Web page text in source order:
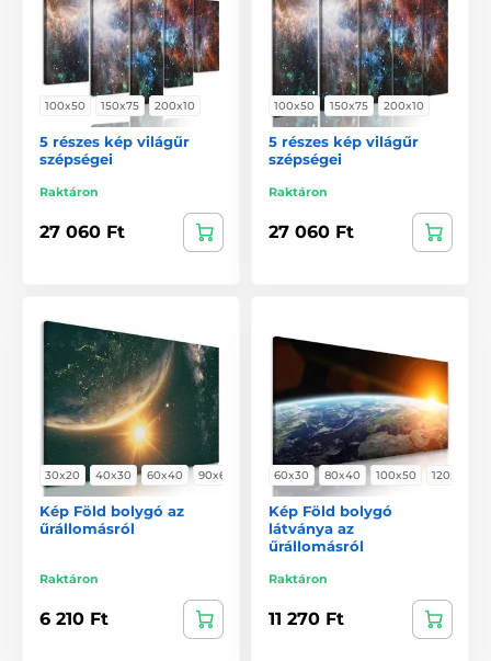
100x50 150x75 200x10
5 részes kép világűr
szépségei
Raktáron
27 060 Ft
100x50 150x75 200x10
5 részes kép világűr
szépségei
Raktáron
27 060 Ft
30x20 40x30 60x40 90x60
Kép Föld bolygó az
űrállomásról
Raktáron
6 210 Ft
60x30 80x40 100x50 120x60
Kép Föld bolygó
látványa az
űrállomásról
Raktáron
11 270 Ft